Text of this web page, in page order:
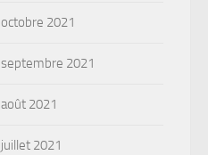
octobre 2021
septembre 2021
août 2021
juillet 2021